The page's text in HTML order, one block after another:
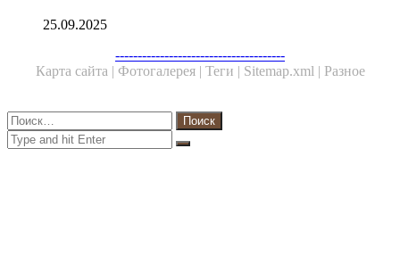
25.09.2025
--------------------------------------
Карта сайта | Фотогалерея | Теги | Sitemap.xml | Разное
Close
Найти:
Close
Search